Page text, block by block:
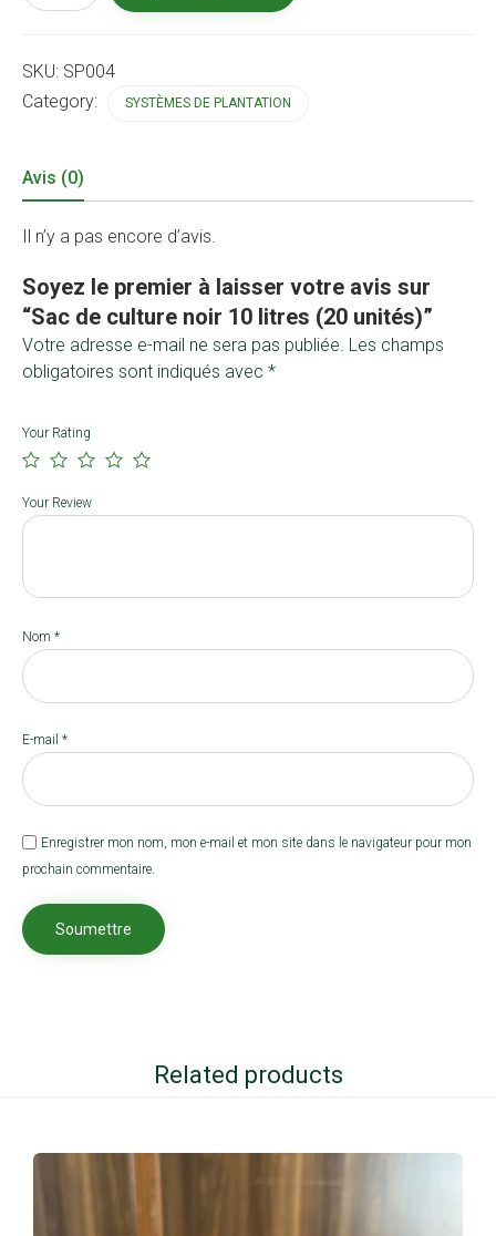
Sac
noir
litres
SKU: SP004
Category:
SYSTÈMES DE PLANTATION
Avis (0)
Il n’y a pas encore d’avis.
Soyez le premier à laisser votre avis sur
“Sac de culture noir 10 litres (20 unités)”
Votre adresse e-mail ne sera pas publiée. Les champs
obligatoires sont indiqués avec *
Your Rating
Your Review
Nom *
E-mail *
Enregistrer mon nom, mon e-mail et mon site dans le navigateur pour mon
prochain commentaire.
Related products